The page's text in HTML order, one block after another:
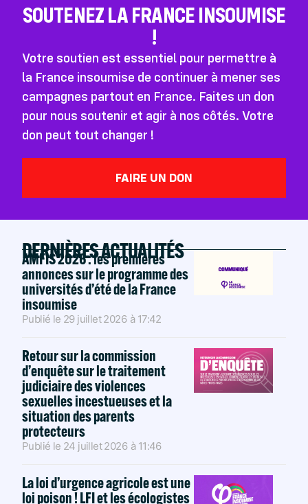
SOUTENEZ LA FRANCE INSOUMISE
!
Votre soutien est essentiel pour permettre à
la France insoumise de continuer à mener ses
campagnes partout en France. Faites un don
pour nous soutenir et agir à nos côtés. Votre
don peut tout changer !
FAIRE UN DON
DERNIÈRES ACTUALITÉS
AMFIS 2026 : les premières
annonces sur le programme des
universités d’été de la France
insoumise
Publié le 29 juillet 2026 à 17:42
Retour sur la commission
d’enquête sur le traitement
judiciaire des violences
sexuelles incestueuses et la
situation des parents
protecteurs
Publié le 24 juillet 2026 à 11:46
La loi d’urgence agricole est une
loi poison ! LFI et les écologistes